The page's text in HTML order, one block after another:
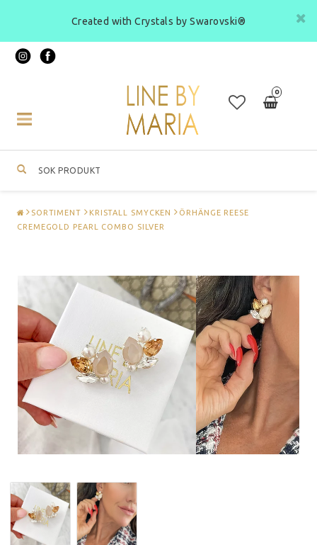
Created with Crystals by Swarovski®
0
Toggle
navigation
SORTIMENT KRISTALL SMYCKEN
ÖRHÄNGE REESE
CREMEGOLD PEARL COMBO SILVER